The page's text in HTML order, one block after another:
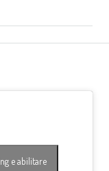
e abilitare